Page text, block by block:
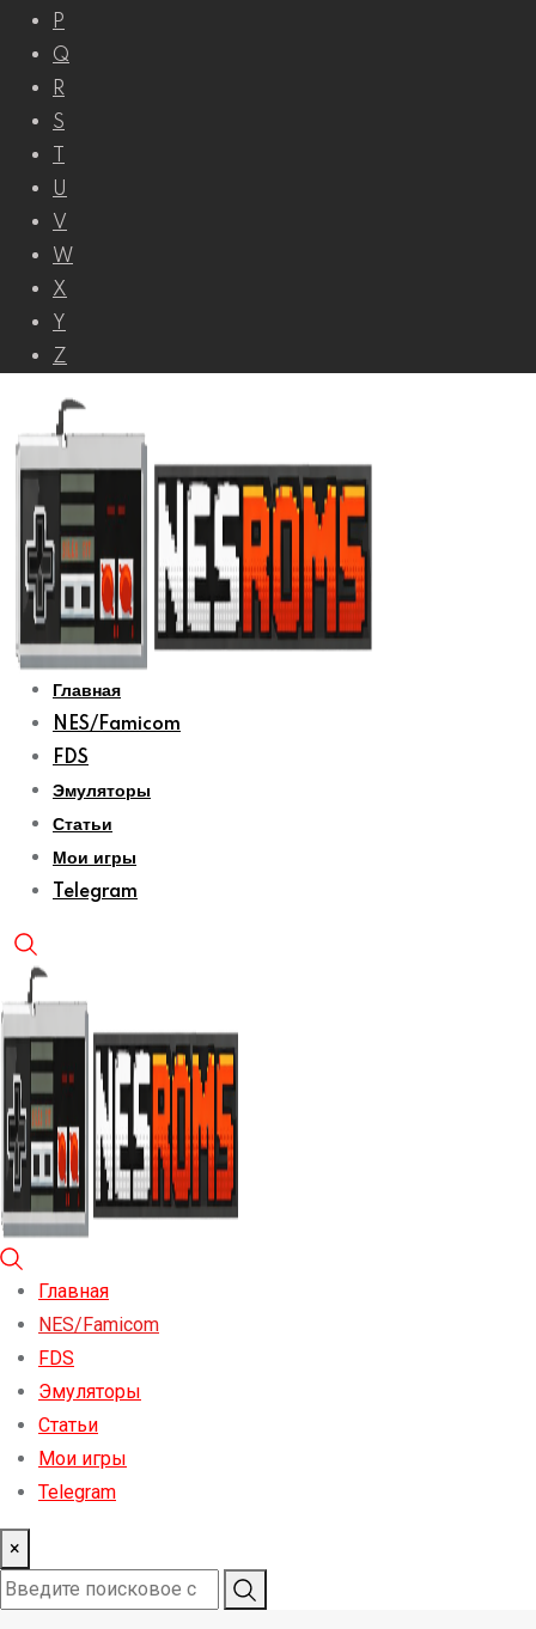
P
Q
R
S
U
V
W
X
Y
Z
Главная
NES/Famicom
FDS
Эмуляторы
Статьи
Мои игры
Telegram
Главная
NES/Famicom
FDS
Эмуляторы
Статьи
Мои игры
Telegram
×